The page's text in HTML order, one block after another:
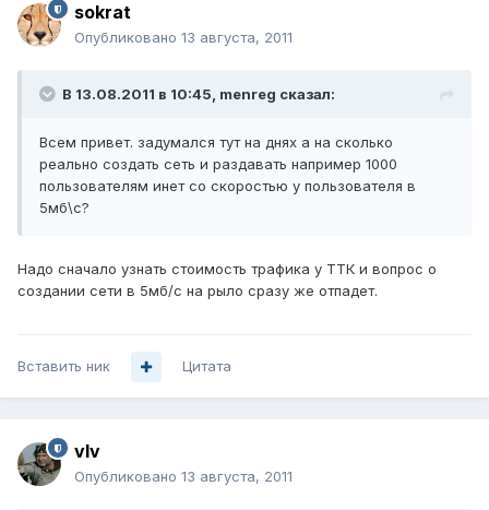
sokrat
Опубликовано 13 августа, 2011
В 13.08.2011 в 10:45, menreg сказал:
Всем привет. задумался тут на днях а на сколько
реально создать сеть и раздавать например 1000
пользователям инет со скоростью у пользователя в
5мб\с?
Надо сначало узнать стоимость трафика у ТТК и вопрос о
создании сети в 5мб/с на рыло сразу же отпадет.
Вставить ник Цитата
vIv
Опубликовано 13 августа, 2011